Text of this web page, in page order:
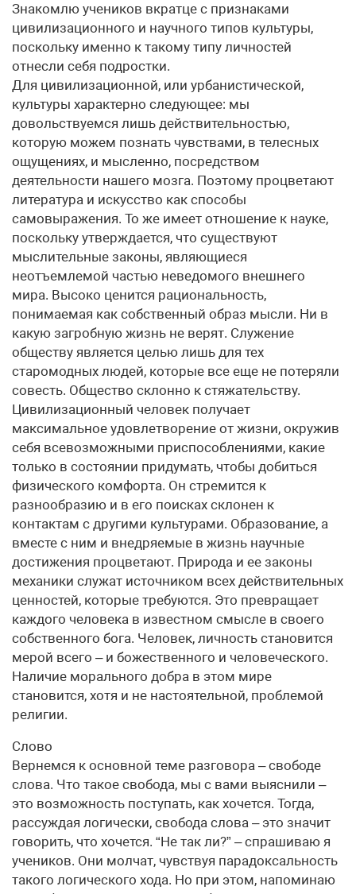
Знакомлю учеников вкратце с признаками
цивилизационного и научного типов культуры,
поскольку именно к такому типу личностей
отнесли себя подростки.
Для цивилизационной, или урбанистической,
культуры характерно следующее: мы
довольствуемся лишь действительностью,
которую можем познать чувствами, в телесных
ощущениях, и мысленно, посредством
деятельности нашего мозга. Поэтому процветают
литература и искусство как способы
самовыражения. То же имеет отношение к науке,
поскольку утверждается, что существуют
мыслительные законы, являющиеся
неотъемлемой частью неведомого внешнего
мира. Высоко ценится рациональность,
понимаемая как собственный образ мысли. Ни в
какую загробную жизнь не верят. Служение
обществу является целью лишь для тех
старомодных людей, которые все еще не потеряли
совесть. Общество склонно к стяжательству.
Цивилизационный человек получает
максимальное удовлетворение от жизни, окружив
себя всевозможными приспособлениями, какие
только в состоянии придумать, чтобы добиться
физического комфорта. Он стремится к
разнообразию и в его поисках склонен к
контактам с другими культурами. Образование, а
вместе с ним и внедряемые в жизнь научные
достижения процветают. Природа и ее законы
механики служат источником всех действительных
ценностей, которые требуются. Это превращает
каждого человека в известном смысле в своего
собственного бога. Человек, личность становится
мерой всего – и божественного и человеческого.
Наличие морального добра в этом мире
становится, хотя и не настоятельной, проблемой
религии.
Слово
Вернемся к основной теме разговора – свободе
слова. Что такое свобода, мы с вами выяснили –
это возможность поступать, как хочется. Тогда,
рассуждая логически, свобода слова – это значит
говорить, что хочется. “Не так ли?” – спрашиваю я
учеников. Они молчат, чувствуя парадоксальность
такого логического хода. Но при этом, напоминаю